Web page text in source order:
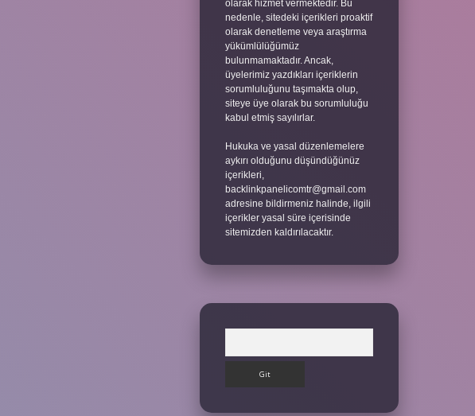
olarak hizmet vermektedir. Bu
nedenle, sitedeki içerikleri proaktif
olarak denetleme veya araştırma
yükümlülüğümüz
bulunmamaktadır. Ancak,
üyelerimiz yazdıkları içeriklerin
sorumluluğunu taşımakta olup,
siteye üye olarak bu sorumluluğu
kabul etmiş sayılırlar.
Hukuka ve yasal düzenlemelere
aykırı olduğunu düşündüğünüz
içerikleri,
backlinkpanelicomtr@gmail.com
adresine bildirmeniz halinde, ilgili
içerikler yasal süre içerisinde
sitemizden kaldırılacaktır.